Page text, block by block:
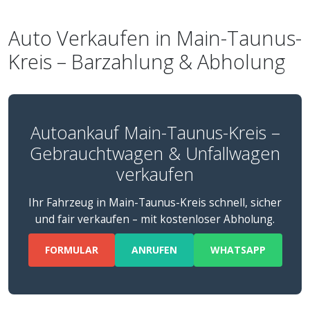
Auto Verkaufen in Main-Taunus-
Kreis – Barzahlung & Abholung
Autoankauf Main-Taunus-Kreis –
Gebrauchtwagen & Unfallwagen
verkaufen
Ihr Fahrzeug in Main-Taunus-Kreis schnell, sicher
und fair verkaufen – mit kostenloser Abholung.
FORMULAR ANRUFEN WHATSAPP